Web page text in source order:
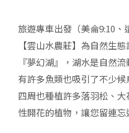
旅遊專車出發（美侖9:10、
【雲山水農莊】為自然生
『夢幻湖』，湖水是自然
有許多魚類也吸引了不少
四周也種植許多落羽松、
性開花的植物，讓您留連忘